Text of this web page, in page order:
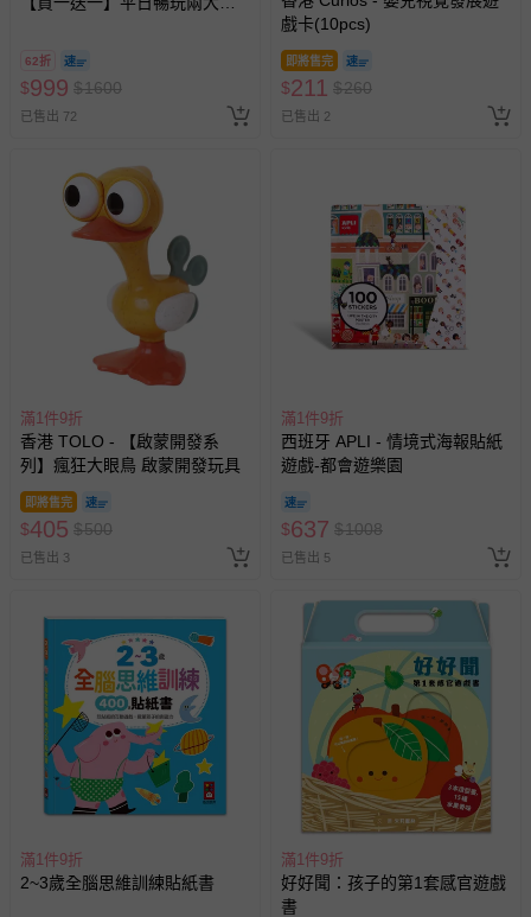
2026/10/16 正券逾期視同現金
券使用
62折
$999 $1600
已售出 72
戲卡(10pcs)
即將售完
$211 $260
已售出 2
滿1件9折
香港 TOLO - 【啟蒙開發系
列】瘋狂大眼鳥 啟蒙開發玩具
即將售完
$405 $500
已售出 3
滿1件9折
西班牙 APLI - 情境式海報貼紙
遊戲-都會遊樂園
$637 $1008
已售出 5
滿1件9折
2~3歲全腦思維訓練貼紙書
滿1件9折
好好聞：孩子的第1套感官遊戲
書